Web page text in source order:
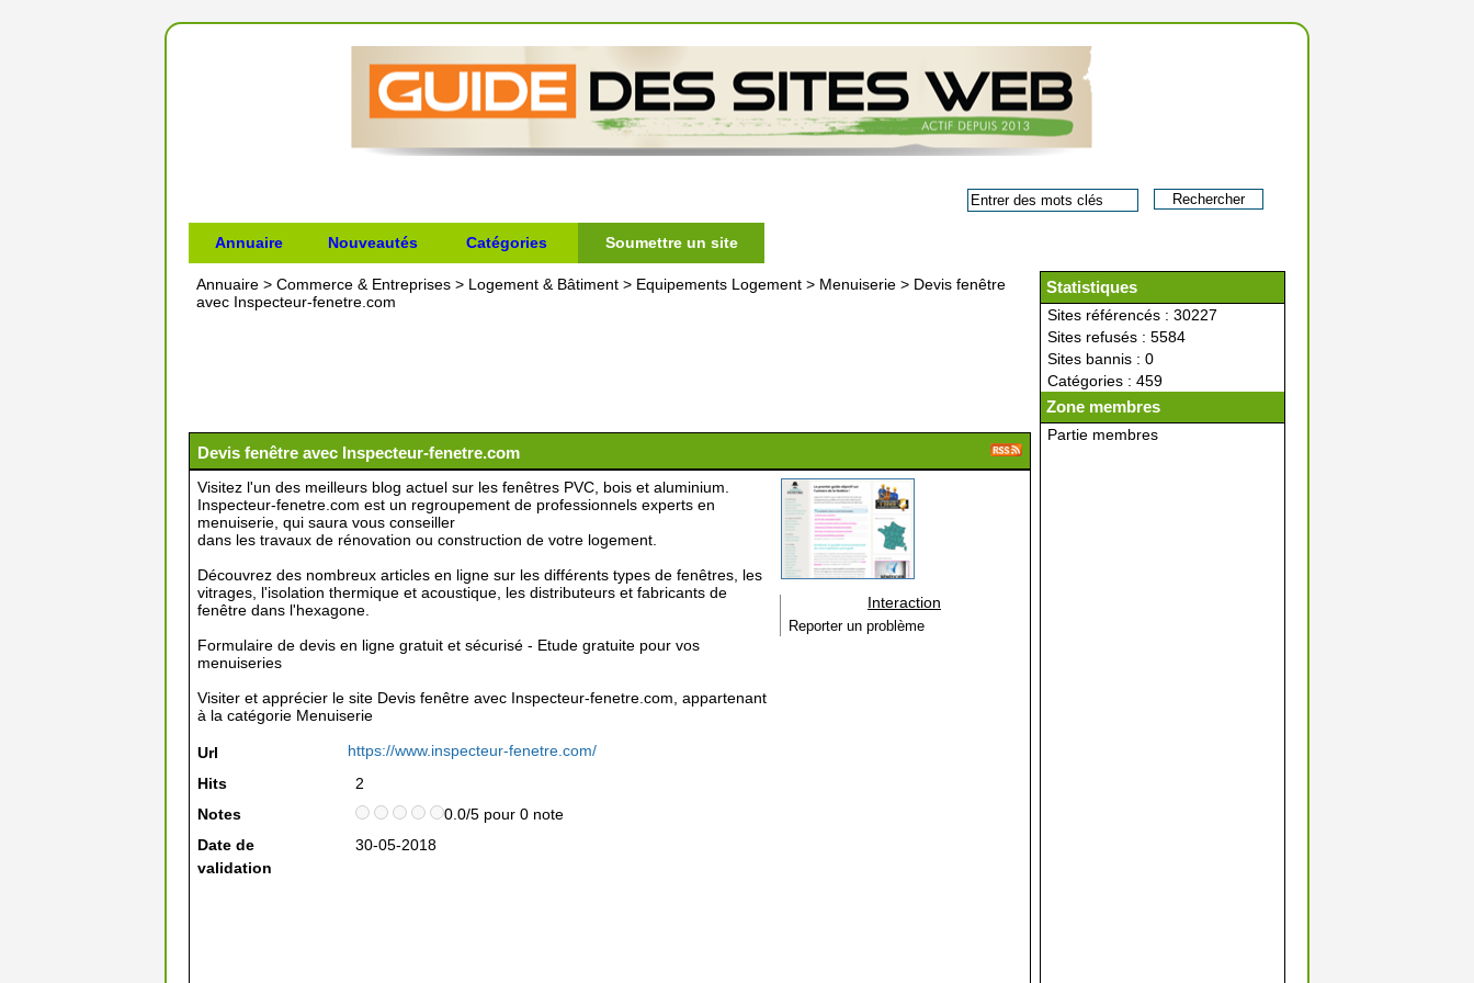
Annuaire Nouveautés Catégories Soumettre un site
Statistiques
Sites référencés : 30227
Sites refusés : 5584
Sites bannis : 0
Catégories : 459
Zone membres
Partie membres
Annuaire > Commerce & Entreprises > Logement & Bâtiment > Equipements Logement > Menuiserie > Devis fenêtre
avec Inspecteur-fenetre.com
Devis fenêtre avec Inspecteur-fenetre.com
Visitez l'un des meilleurs blog actuel sur les fenêtres PVC, bois et aluminium.
Inspecteur-fenetre.com est un regroupement de professionnels experts en
menuiserie, qui saura vous conseiller
dans les travaux de rénovation ou construction de votre logement.
Découvrez des nombreux articles en ligne sur les différents types de fenêtres, les
vitrages, l'isolation thermique et acoustique, les distributeurs et fabricants de
fenêtre dans l'hexagone.
Formulaire de devis en ligne gratuit et sécurisé - Etude gratuite pour vos
menuiseries
Visiter et apprécier le site Devis fenêtre avec Inspecteur-fenetre.com, appartenant
à la catégorie Menuiserie
Url
https://www.inspecteur-fenetre.com/
Hits
2
Notes
0.0/5 pour 0 note
Date de
validation
30-05-2018
Interaction
Reporter un problème